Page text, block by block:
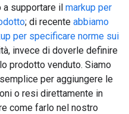
a supportare il markup per
; di recente abbiamo
per specificare norme sui
invece di doverle definire
prodotto venduto. Siamo
per aggiungere le
o resi direttamente in
come farlo nel nostro